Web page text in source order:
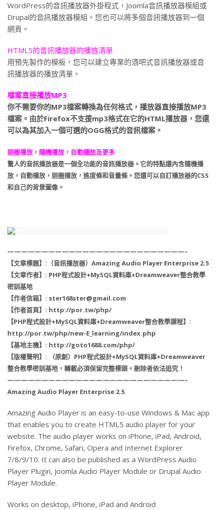
WordPress的音訊播放器外掛程式，Joomla音訊播放器模組或
Drupal的音訊播放器模組。您也可以將多個音訊播放器到一個
網頁。
HTML5的音訊播放器的播放清單
用預先製作的模板，您可以建立專業的酒吧式音訊播放器或音
訊播放器的播放清單。
檔案直接播放MP3
你不需要你的MP3檔案轉換為任何格式，播放器直接播放MP3
檔案。由於Firefox不支援mp3格式在它的HTML播放器，您還
可以為其加入一個可選的OGG格式的音訊檔案。
迴圈播放，隨機播放，自動播放及更多
驚人的音訊播放器是一個全功能的音訊播放器。它的特點還內含隨機播
放，自動播放，迴圈播放，進度條和音量條。您還可以自訂播放器的CSS
和自己的背景圖像。
——————————————————————————–
【文章標題】:（音訊播放器）Amazing Audio Player Enterprise 2.5
【文章作者】: PHP程式設計+MySQL資料庫+Dreamweaver整合教學
密訓基地
【作者信箱】: ster168ster@gmail.com
【作者首頁】: http://por.tw/php/
【PHP程式設計+MySQL資料庫+Dreamweaver整合教學課程】:
http://por.tw/php/new-E_learning/index.php
【基地主機】: http://goto1688.com/php/
【版權聲明】: （原創）PHP程式設計+MySQL資料庫+Dreamweaver
整合教學密訓基地，轉載必須保留完整標頭。刪除者依法追究！
——————————————————————————–
Amazing Audio Player Enterprise 2.5
Amazing Audio Player is an easy-to-use Windows & Mac app
that enables you to create HTML5 audio player for your
website. The audio player works on iPhone, iPad, Android,
Firefox, Chrome, Safari, Opera and Internet Explorer
7/8/9/10. It can also be published as a WordPress Audio
Player Plugin, Joomla Audio Player Module or Drupal Audio
Player Module.
Works on desktop, iPhone, iPad and Android